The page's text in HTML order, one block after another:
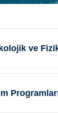
ve